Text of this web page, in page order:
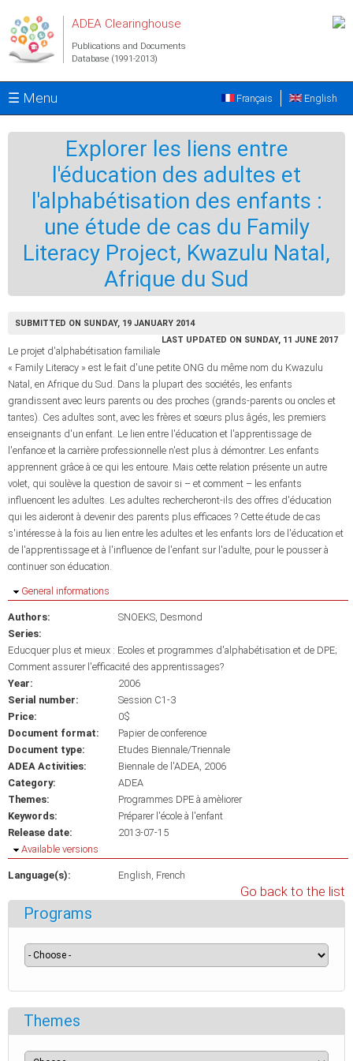
ADEA Clearinghouse
Publications and Documents
Database (1991-2013)
☰ Menu English
Français
Explorer les liens entre
l'éducation des adultes et
l'alphabétisation des enfants :
une étude de cas du Family
Literacy Project, Kwazulu Natal,
Afrique du Sud
SUBMITTED ON SUNDAY, 19 JANUARY 2014
LAST UPDATED ON SUNDAY, 11 JUNE 2017
Le projet d'alphabétisation familiale
« Family Literacy » est le fait d'une petite ONG du même nom du Kwazulu
Natal, en Afrique du Sud. Dans la plupart des sociétés, les enfants
grandissent avec leurs parents ou des proches (grands-parents ou oncles et
tantes). Ces adultes sont, avec les frères et sœurs plus âgés, les premiers
enseignants d'un enfant. Le lien entre l'éducation et l'apprentissage de
l'enfance et la carrière professionnelle n'est plus à démontrer. Les enfants
apprennent grâce à ce qui les entoure. Mais cette relation présente un autre
volet, qui soulève la question de savoir si – et comment – les enfants
influencent les adultes. Les adultes rechercheront-ils des offres d'éducation
qui les aideront à devenir des parents plus efficaces ? Cette étude de cas
s'intéresse à la fois au lien entre les adultes et les enfants lors de l'éducation et
de l'apprentissage et à l'influence de l'enfant sur l'adulte, pour le pousser à
continuer son éducation.
Hide
General informations
Authors:
SNOEKS, Desmond
Series:
Educquer plus et mieux : Ecoles et programmes d'alphabétisation et de DPE;
Comment assurer l'efficacité des apprentissages?
Year:
2006
Serial number:
Session C1-3
Price:
0$
Document format:
Papier de conference
Document type:
Etudes Biennale/Triennale
ADEA Activities:
Biennale de l'ADEA, 2006
Category:
ADEA
Themes:
Programmes DPE à amèliorer
Keywords:
Préparer l'école à l'enfant
Release date:
2013-07-15
Hide
Available versions
Language(s): English French
Go back to the list
Programs
Themes